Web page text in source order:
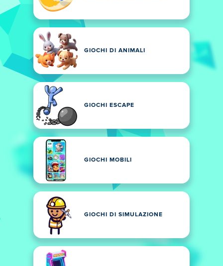
GIOCHI DI ANIMALI
GIOCHI ESCAPE
GIOCHI MOBILI
GIOCHI DI SIMULAZIONE